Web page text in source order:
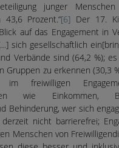
junger
43,6 Prozent.“[6] Der 17.
auf das Engagement in
sich gesellschaftlich
Verbände sind (64,2 %);
zu erkennen (30,3
im freiwilligen
wie Einkommen,
Behinderung, wer sich
nicht barrierefrei;
Menschen von